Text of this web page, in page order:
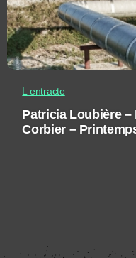
L entracte
Patricia Loubière –
Corbier –